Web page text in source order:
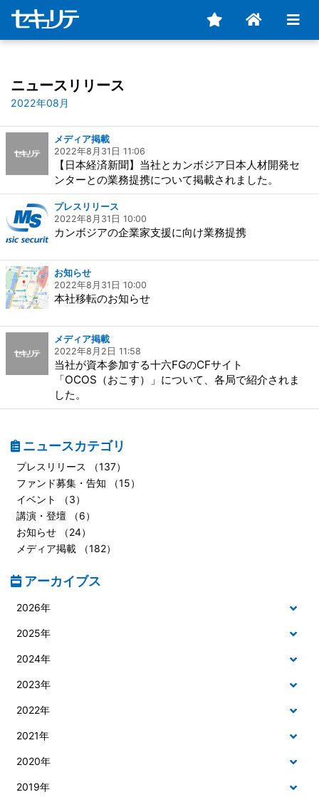
ニュースリリース
2022年08月
メディア掲載
2022年8月31日 11:06
【日本経済新聞】当社とカンボジア日本人材開発セ
ンターとの業務提携について掲載されました。
プレスリリース
2022年8月31日 10:00
カンボジアの企業家支援に向け業務提携
お知らせ
2022年8月31日 10:00
本社移転のお知らせ
メディア掲載
2022年8月2日 11:58
当社が資本参加する十六FGのCFサイト
「OCOS（おこす）」について、各局で紹介されま
した。
ニュースカテゴリ
プレスリリース （137）
ファンド募集・告知 （15）
イベント （3）
講演・登壇 （6）
お知らせ （24）
メディア掲載 （182）
アーカイブス
2026年
2025年
2024年
2023年
2022年
2021年
2020年
2019年